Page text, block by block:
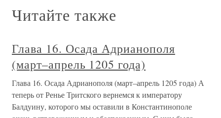
Читайте также
Глава 16. Осада Адрианополя
(март–апрель 1205 года)
Глава 16. Осада Адрианополя (март–апрель 1205 года) А
теперь от Ренье Тритского вернемся к императору
Балдуину, которого мы оставили в Константинополе